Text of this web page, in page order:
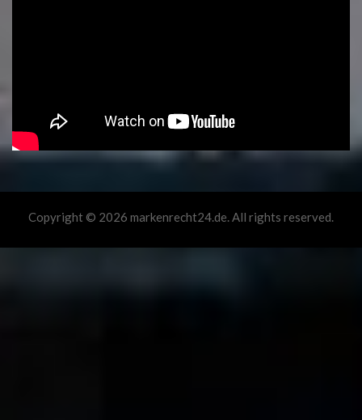
Copyright © 2026 markenrecht24.de. All rights reserved.